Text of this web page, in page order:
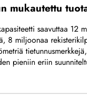
mukautettu
saavuttaa 12
8 miljoonaa
pieniin eriin